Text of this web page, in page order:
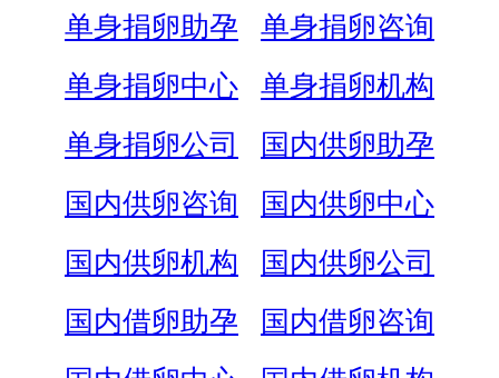
单身捐卵助孕
单身捐卵咨询
单身捐卵中心
单身捐卵机构
单身捐卵公司
国内供卵助孕
国内供卵咨询
国内供卵中心
国内供卵机构
国内供卵公司
国内借卵助孕
国内借卵咨询